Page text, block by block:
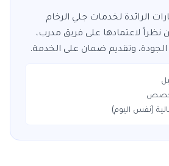
الرائدة لخدمات جلي الرخام
نظراً لاعتمادها على فريق مدرب،
وتقديم ضمان على الخدمة.
(نفس اليوم)